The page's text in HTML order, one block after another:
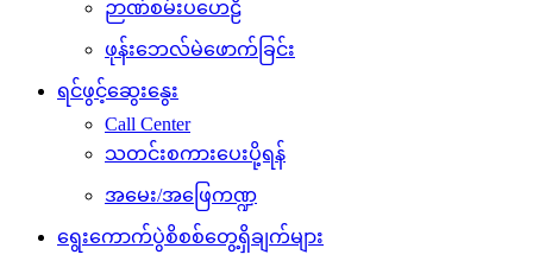
ဉာဏ်စမ်းပဟေဠိ
ဖုန်းဘေလ်မဲဖောက်ခြင်း
ရင်ဖွင့်ဆွေးနွေး
Call Center
သတင်းစကားပေးပို့ရန်
အမေး/အဖြေကဏ္ဍ
ရွေးကောက်ပွဲစိစစ်တွေ့ရှိချက်များ